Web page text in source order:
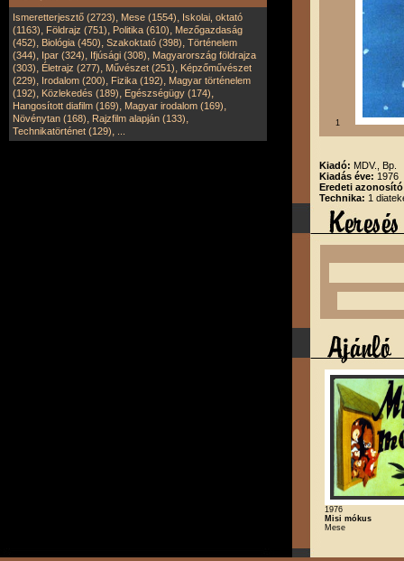
Ismeretterjesztő (2723), Mese (1554), Iskolai, oktató
(1163), Földrajz (751), Politika (610), Mezőgazdaság
(452), Biológia (450), Szakoktató (398), Történelem
(344), Ipar (324), Ifjúsági (308), Magyarország földrajza
(303), Életrajz (277), Művészet (251), Képzőművészet
(229), Irodalom (200), Fizika (192), Magyar történelem
(192), Közlekedés (189), Egészségügy (174),
Hangosított diafilm (169), Magyar irodalom (169),
Növénytan (168), Rajzfilm alapján (133),
Technikatörténet (129),
1
Kiadó: MDV., Bp.
Kiadás éve: 1976
Eredeti
Technika: 1
1976
Misi mókus
Mese